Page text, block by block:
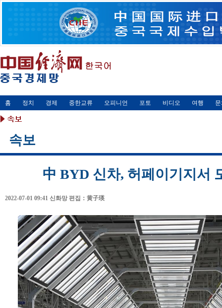
홈 정치 경제 중한교류 오피니언 포토 비디오 여행
속보
中 BYD 신차, 허페이기지서
2022-07-01 09:41 신화망 편집：黄子瑛